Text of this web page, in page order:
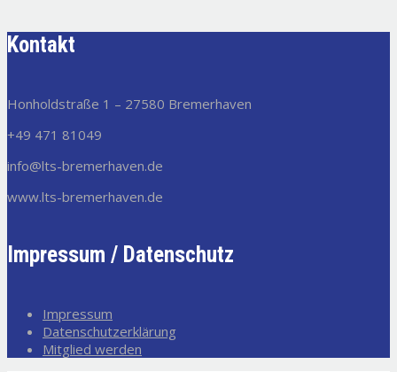
Kontakt
Honholdstraße 1 – 27580 Bremerhaven
+49 471 81049
info@lts-bremerhaven.de
www.lts-bremerhaven.de
Impressum / Datenschutz
Impressum
Datenschutzerklärung
Mitglied werden